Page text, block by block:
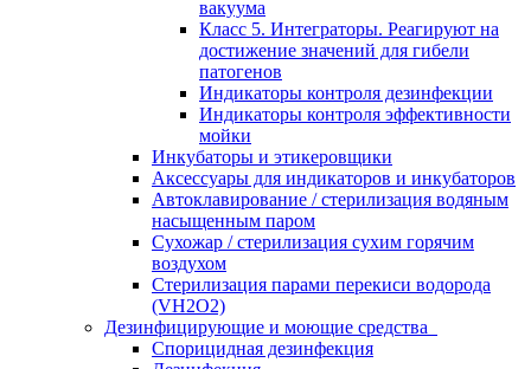
вакуума
Класс 5. Интеграторы. Реагируют на
достижение значений для гибели
патогенов
Индикаторы контроля дезинфекции
Индикаторы контроля эффективности
мойки
Инкубаторы и этикеровщики
Аксессуары для индикаторов и инкубаторов
Автоклавирование / стерилизация водяным
насыщенным паром
Сухожар / стерилизация сухим горячим
воздухом
Стерилизация парами перекиси водорода
(VH2O2)
Дезинфицирующие и моющие средства
Спорицидная дезинфекция